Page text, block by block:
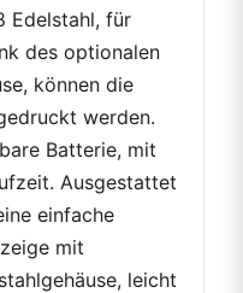
Edelstahl, für
des optionalen
können die
werden.
Batterie, mit
Ausgestattet
einfache
mit
leicht